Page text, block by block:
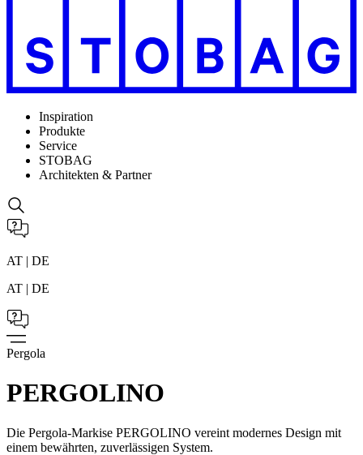
Inspiration
Produkte
Service
STOBAG
Architekten & Partner
AT | DE
AT | DE
Pergola
PERGOLINO
Die Pergola-Markise PERGOLINO vereint modernes Design mit
einem bewährten, zuverlässigen System.